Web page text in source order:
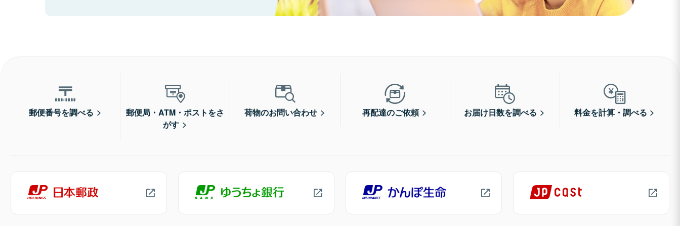
郵便番号を調べる
郵便局・ATM・ポストをさ
がす
荷物のお問い合わせ 再配達のご依頼 お届け日数を調べる 料金を計算・調べる